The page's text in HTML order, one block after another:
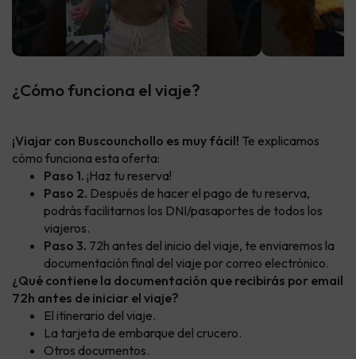
¿Cómo funciona el viaje?
¡Viajar con Buscounchollo es muy fácil! Te explicamos
cómo funciona esta oferta:
Paso 1. ¡Haz tu reserva!
Paso 2. Después de hacer el pago de tu reserva,
podrás facilitarnos los DNI/pasaportes de todos los
viajeros.
Paso 3. 72h antes del inicio del viaje, te enviaremos la
documentación final del viaje por correo electrónico.
¿Qué contiene la documentación que recibirás por email
72h antes de iniciar el viaje?
El itinerario del viaje.
La tarjeta de embarque del crucero.
Otros documentos.